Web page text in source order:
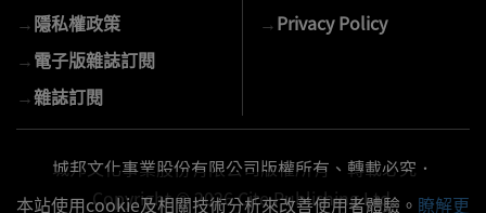
→隱私權政策
→電子版雜誌訂閱
→雜誌訂閱
→Privacy Policy
城邦文化事業股份有限公司版權所有、轉載必究．
Copyright © 2026 Cite Publishing Ltd.
本站使用cookie及相關技術分析來改善使用者體驗。 瞭解更